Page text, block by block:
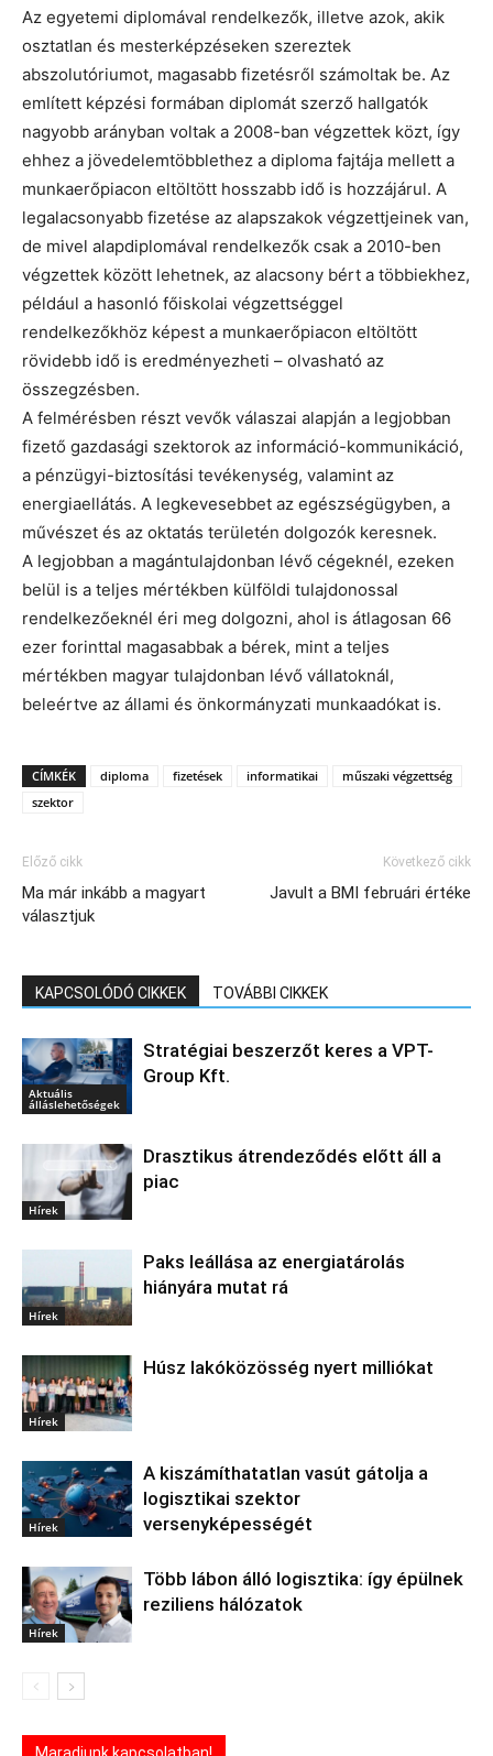
Az egyetemi diplomával rendelkezők, illetve azok, akik
osztatlan és mesterképzéseken szereztek
abszolutóriumot, magasabb fizetésről számoltak be. Az
említett képzési formában diplomát szerző hallgatók
nagyobb arányban voltak a 2008-ban végzettek közt, így
ehhez a jövedelemtöbblethez a diploma fajtája mellett a
munkaerőpiacon eltöltött hosszabb idő is hozzájárul. A
legalacsonyabb fizetése az alapszakok végzettjeinek van,
de mivel alapdiplomával rendelkezők csak a 2010-ben
végzettek között lehetnek, az alacsony bért a többiekhez,
például a hasonló főiskolai végzettséggel
rendelkezőkhöz képest a munkaerőpiacon eltöltött
rövidebb idő is eredményezheti – olvasható az
összegzésben.
A felmérésben részt vevők válaszai alapján a legjobban
fizető gazdasági szektorok az információ-kommunikáció,
a pénzügyi-biztosítási tevékenység, valamint az
energiaellátás. A legkevesebbet az egészségügyben, a
művészet és az oktatás területén dolgozók keresnek.
A legjobban a magántulajdonban lévő cégeknél, ezeken
belül is a teljes mértékben külföldi tulajdonossal
rendelkezőeknél éri meg dolgozni, ahol is átlagosan 66
ezer forinttal magasabbak a bérek, mint a teljes
mértékben magyar tulajdonban lévő vállatoknál,
beleértve az állami és önkormányzati munkaadókat is.
CÍMKÉK diploma fizetések informatikai
műszaki végzettség
szektor
Előző cikk
Ma már inkább a magyart
választjuk
Következő cikk
Javult a BMI februári értéke
KAPCSOLÓDÓ CIKKEK TOVÁBBI CIKKEK
Aktuális
álláslehetőségek
Stratégiai beszerzőt keres a VPT-
Group Kft.
Hírek
Drasztikus átrendeződés előtt áll a
piac
Hírek
Paks leállása az energiatárolás
hiányára mutat rá
Hírek
Húsz lakóközösség nyert milliókat
Hírek
A kiszámíthatatlan vasút gátolja a
logisztikai szektor
versenyképességét
Hírek
Több lábon álló logisztika: így épülnek
reziliens hálózatok